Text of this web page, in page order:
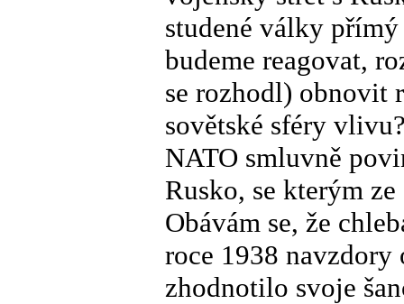
studené války přímý
budeme reagovat,
se rozhodl) obnovit
sovětské sféry
NATO smluvně
Rusko, se kterým
Obávám se, že
roce 1938
zhodnotilo svoje